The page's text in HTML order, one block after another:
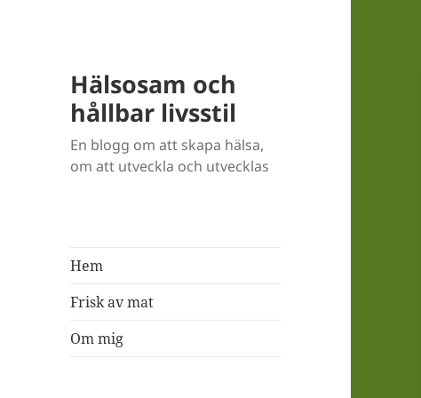
Hälsosam och
hållbar livsstil
En blogg om att skapa hälsa,
om att utveckla och utvecklas
Hem
Frisk av mat
Om mig